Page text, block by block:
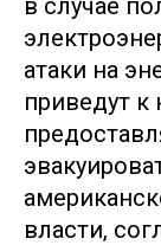
в случае
атаки на
приведут к
власти,